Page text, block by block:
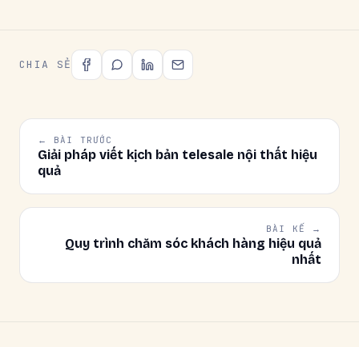
CHIA SẺ
← BÀI TRƯỚC
Giải pháp viết kịch bản telesale nội thất hiệu
quả
BÀI KẾ →
Quy trình chăm sóc khách hàng hiệu quả
nhất